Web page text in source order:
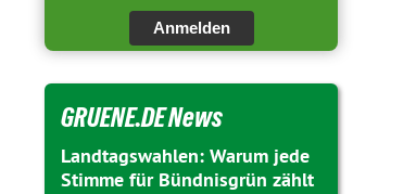
Anmelden
GRUENE.DE News
Landtagswahlen: Warum jede
Stimme für Bündnisgrün zählt